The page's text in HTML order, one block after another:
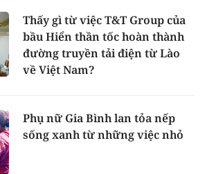
Thấy gì từ việc T&T Group của
bầu Hiển thần tốc hoàn thành
đường truyền tải điện từ Lào
về Việt Nam?
Phụ nữ Gia Bình lan tỏa nếp
sống xanh từ những việc nhỏ